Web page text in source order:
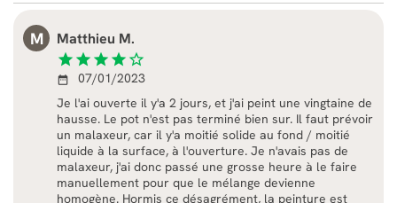
M Matthieu M.
star star star star star_border
date_range
07/01/2023
Je l'ai ouverte il y'a 2 jours, et j'ai peint une vingtaine de
hausse. Le pot n'est pas terminé bien sur. Il faut prévoir
un malaxeur, car il y'a moitié solide au fond / moitié
liquide à la surface, à l'ouverture. Je n'avais pas de
malaxeur, j'ai donc passé une grosse heure à le faire
manuellement pour que le mélange devienne
homogène. Hormis ce désagrément, la peinture est